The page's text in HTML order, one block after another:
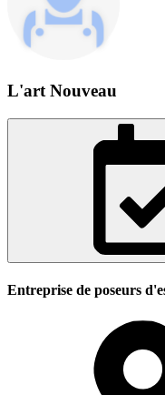
L'art Nouveau
Entreprise de poseurs